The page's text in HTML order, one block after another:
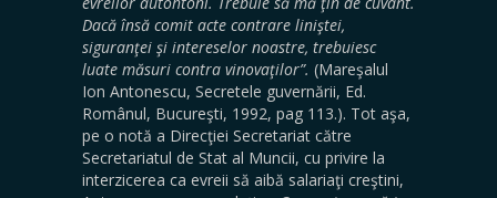
Dacă însă comit acte contrare liniştei,
siguranţei şi intereselor noastre, trebuiesc
luate măsuri contra vinovaţilor”. (Mareşalul
Ion Antonescu, Secretele guvernării, Ed.
Românul, Bucureşti, 1992, pag 113.). Tot aşa,
pe o notă a Direcţiei Secretariat către
Secretariatul de Stat al Muncii, cu privire la
interzicerea ca evreii să aibă salariaţi creştini,